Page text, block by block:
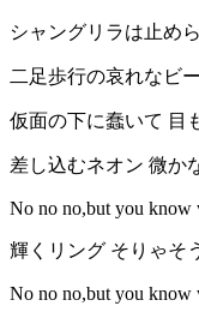
シャングリラは止め
二足歩行の哀れなビ
仮面の下に蠢いて 目
差し込むネオン 微か
No no no,but you know
輝くリング そりゃそ
No no no,but you know